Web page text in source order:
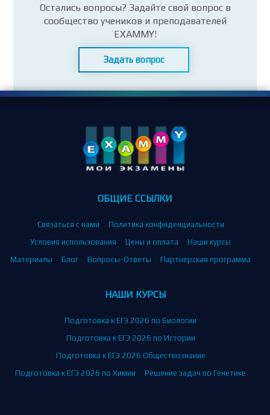
Остались вопросы? Задайте свой вопрос в
сообщество учеников и преподавателей
EXAMMY!
Задать вопрос
ОБЩИЕ ССЫЛКИ
Связаться с нами
Политика конфиденциальности
Условия использования
Цены и оплата
Наши курсы
Материалы
Блог Вопросы-Ответы Партнерская программа
НАШИ КУРСЫ
Подготовка к ЕГЭ 2026 по Биологии
Подготовка к ЕГЭ 2026 по Истории
Подготовка к ЕГЭ 2026 Обществознание
Подготовка к ЕГЭ 2026 по Химии
Решение задач по Генетике